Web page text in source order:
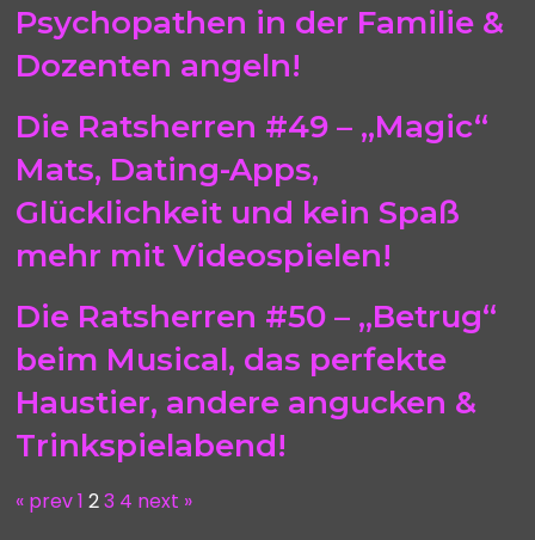
Psychopathen in der Familie &
Dozenten angeln!
Die Ratsherren #49 – „Magic“
Mats, Dating-Apps,
Glücklichkeit und kein Spaß
mehr mit Videospielen!
Die Ratsherren #50 – „Betrug“
beim Musical, das perfekte
Haustier, andere angucken &
Trinkspielabend!
« prev1 23 4 next »